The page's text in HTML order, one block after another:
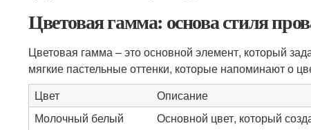
Цветовая гамма: основа стиля
Цветовая гамма – это основной элемент, который
мягкие пастельные оттенки, которые напоминают о
Цвет
Описание
Молочный белый
Основной цвет, который